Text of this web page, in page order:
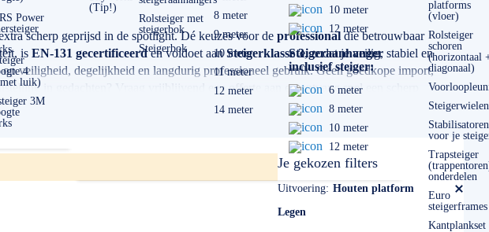
Power
4
luik)
3M
(Tip!)
Rolsteiger met
steigerbok
Steigerbok
8 meter
9 meter
10 meter
11 meter
12 meter
14 meter
10 meter
12 meter
Steigeraanhanger
inclusief steiger:
6 meter
8 meter
10 meter
12 meter
platforms
(vloer)
Rolsteiger
schoren
(horizontaal
diagonaal)
Steigerwielen
Stabilisatoren
voor je
Trapsteiger
onderdelen
Euro
steigerframes
Kantplankset
scherp geprijsd in de spotlight. Dé keuzes voor de professionaldie betrouwbaar
is EN-131 gecertificeerden voldoet aanSteigerklasse 3, zodat je veilig, stabiel en
op veiligheid, degelijkheid en langdurig professioneel gebruik. Geen goedkope import,
in gedachten?
Vraag vrijblijvend een offerte aan
en ontvang snel een scherp
Je gekozen filters
Uitvoering
Houten platform
Legen